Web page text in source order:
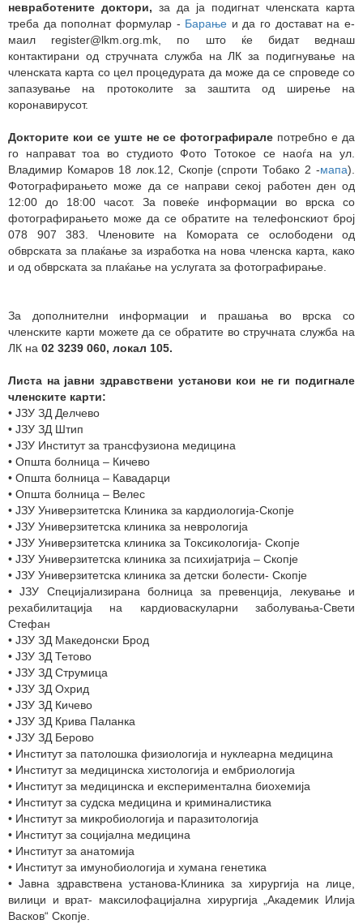
невработените доктори, за да ја подигнат членската карта
треба да пополнат формулар - Барање и да го достават на е-
маил register@lkm.org.mk, по што ќе бидат веднаш
контактирани од стручната служба на ЛК за подигнување на
членската карта со цел процедурата да може да се спроведе со
запазување на протоколите за заштита од ширење на
коронавирусот.
Докторите кои се уште не се фотографирале потребно е да
го направат тоа во студиото Фото Тотокое се наоѓа на ул.
Владимир Комаров 18 лок.12, Скопје (спроти Тобако 2 -мапа).
Фотографирањето може да се направи секој работен ден од
12:00 до 18:00 часот. За повеќе информации во врска со
фотографирањето може да се обратите на телефонскиот број
078 907 383. Членовите на Комората се ослободени од
обврската за плаќање за изработка на нова членска карта, како
и од обврската за плаќање на услугата за фотографирање.
За дополнителни информации и прашања во врска со
членските карти можете да се обратите во стручната служба на
ЛК на 02 3239 060, локал 105.
Листа на јавни здравствени установи кои не ги подигнале
членските карти:
• ЈЗУ ЗД Делчево
• ЈЗУ ЗД Штип
• ЈЗУ Институт за трансфузиона медицина
• Општа болница – Кичево
• Општа болница – Кавадарци
• Општа болница – Велес
• ЈЗУ Универзитетска Клиника за кардиологија-Скопје
• ЈЗУ Универзитетска клиника за неврологија
• ЈЗУ Универзитетска клиника за Токсикологија- Скопје
• ЈЗУ Универзитетска клиника за психијатрија – Скопје
• ЈЗУ Универзитетска клиника за детски болести- Скопје
• ЈЗУ Специјализирана болница за превенција, лекување и
рехабилитација на кардиоваскуларни заболувања-Свети
Стефан
• ЈЗУ ЗД Македонски Брод
• ЈЗУ ЗД Тетово
• ЈЗУ ЗД Струмица
• ЈЗУ ЗД Охрид
• ЈЗУ ЗД Кичево
• ЈЗУ ЗД Крива Паланка
• ЈЗУ ЗД Берово
• Институт за патолошка физиологија и нуклеарна медицина
• Институт за медицинска хистологија и ембриологија
• Институт за медицинска и експериментална биохемија
• Институт за судска медицина и криминалистика
• Институт за микробиологија и паразитологија
• Институт за социјална медицина
• Институт за анатомија
• Институт за имунобиологија и хумана генетика
• Јавна здравствена установа-Клиника за хирургија на лице,
вилици и врат- максилофацијална хирургија „Академик Илија
Васков“ Скопје.